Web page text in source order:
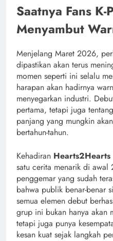
Saatnya Fans
Menyambut
Menjelang Maret 2026,
dipastikan akan terus
momen seperti ini selalu
harapan akan hadirnya
menyegarkan industri.
pertama, tetapi juga
panjang yang mungkin
bertahun-tahun.
Kehadiran Hearts2Hearts
satu cerita menarik di awal
penggemar yang sudah
bahwa publik benar-benar
semua elemen debut
grup ini bukan hanya akan
tetapi juga punya
kesan kuat sejak langkah